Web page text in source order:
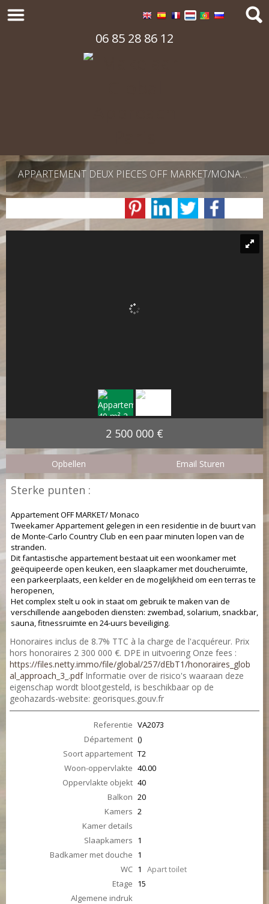
06 85 28 86 12
APPARTEMENT DEUX PIECES OFF MARKET/MONACO
2 500 000 €
Opbellen Email Sturen
Sterke punten :
Appartement OFF MARKET/ Monaco
Tweekamer Appartement gelegen in een residentie in de buurt van
de Monte-Carlo Country Club en een paar minuten lopen van de
stranden.
Dit fantastische appartement bestaat uit een woonkamer met
geëquipeerde open keuken, een slaapkamer met doucheruimte,
een parkeerplaats, een kelder en de mogelijkheid om een terras te
heropenen,
Het complex stelt u ook in staat om gebruik te maken van de
verschillende aangeboden diensten: zwembad, solarium, snackbar,
sauna, fitnessruimte en 24-uurs beveiliging.
Honoraires inclus de 8.7% TTC à la charge de l'acquéreur. Prix
hors honoraires 2 300 000 €. DPE in uitvoering Onze fees :
https://files.netty.immo/file/global/257/dEbT1/honoraires_glob
al_approach_3_.pdfInformatie over de risico's waaraan deze
eigenschap wordt blootgesteld, is beschikbaar op de
geohazards-website: georisques.gouv.fr
Referentie VA2073
Département ()
Soort appartement T2
Woon-oppervlakte 40.00
Oppervlakte objekt 40
Balkon 20
Kamers 2
Kamer details
Slaapkamers 1
Badkamer met douche 1
WC 1 Apart toilet
Etage 15
Algemene indruk